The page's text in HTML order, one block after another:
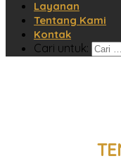
Layanan
Tentang Kami
Kontak
Cari untuk: